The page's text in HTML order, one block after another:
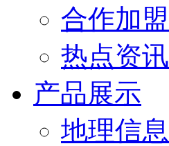
合作加盟
热点资讯
产品展示
地理信息